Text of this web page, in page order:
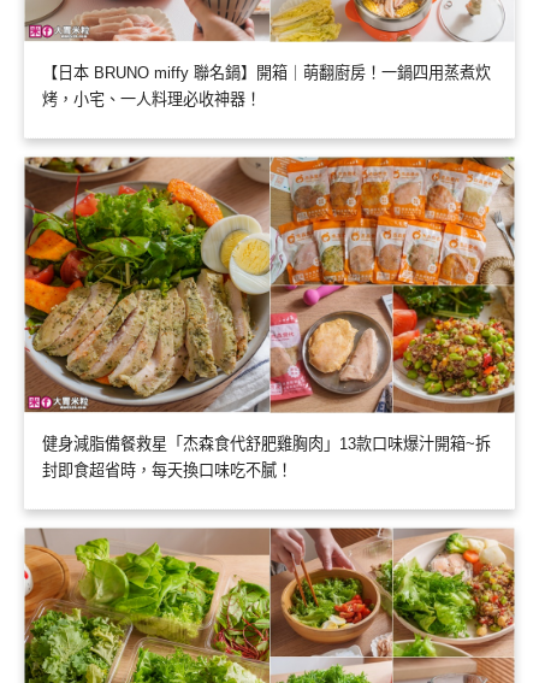
【日本 BRUNO miffy 聯名鍋】開箱｜萌翻廚房！一鍋四用蒸煮炊
烤，小宅、一人料理必收神器！
健身減脂備餐救星「杰森食代舒肥雞胸肉」13款口味爆汁開箱~拆
封即食超省時，每天換口味吃不膩！